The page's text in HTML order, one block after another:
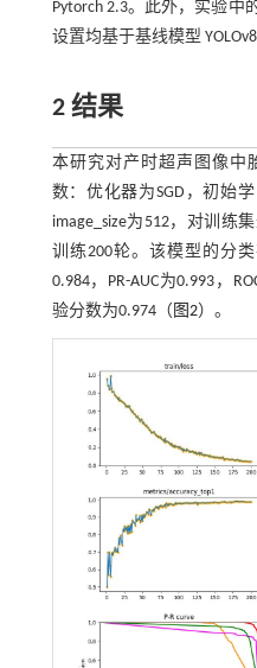
Pytorch 2.3。此外，实验中
设置均基于基线模型 YOLOv8
2 结果
本研究对产时超声图像中
数：优化器为SGD，初始学
image_size为512，对训练
训练200轮。该模型的分
0.984，PR-AUC为0.993，
验分数为0.974（ 图2）。